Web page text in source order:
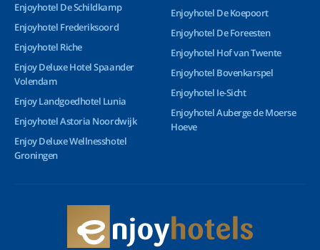
Enjoyhotel De Schildkamp
Enjoyhotel Frederiksoord
Enjoyhotel Riche
Enjoy Deluxe Hotel Spaander
Volendam
Enjoy Landgoedhotel Lunia
Enjoyhotel Astoria Noordwijk
Enjoy Deluxe Wellnesshotel
Groningen
Enjoyhotel De Koepoort
Enjoyhotel De Foreesten
Enjoyhotel Hof van Twente
Enjoyhotel Bovenkarspel
Enjoyhotel Ie-Sicht
Enjoyhotel Auberge de Moerse
Hoeve